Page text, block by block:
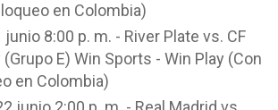
en Colombia)
junio 8:00 p. m. - River Plate vs. CF
E) Win Sports - Win Play (Con
en Colombia)